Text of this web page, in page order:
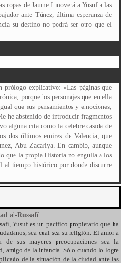
ropas de Jaume I moverá a Yusuf a las
ante Túnez, última esperanza de
su destino no podrá ser otro que el
prólogo explicativo: «Las páginas que
porque los personajes que en ella
que sus pensamientos y emociones,
he abstenido de introducir fragmentos
alguna cita como la célebre casida de
dos últimos emires de Valencia, que
Abu Zacariya. En cambio, aunque
que la propia Historia no engulla a los
al tiempo histórico por donde discurre
al-Russafí
Yusuf es un pacífico propietario que ha
sea cual sea su religión. El amor a
sus mayores preocupaciones sea la
amigo de la infancia. Sólo cuando lo logre
de la situación de la ciudad ante las